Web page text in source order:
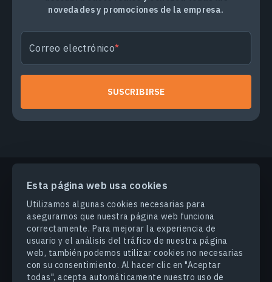
Esta página web usa cookies
Utilizamos algunas cookies necesarias para
asegurarnos que nuestra página web funciona
correctamente. Para mejorar la experiencia de
usuario y el análisis del tráfico de nuestra página
web, también podemos utilizar cookies no necesarias
con su consentimiento. Al hacer clic en "Aceptar
todas", acepta automáticamente nuestro uso de
novedades y promociones de la empresa.
Correo electrónico
SUSCRIBIRSE
PRODUCTOS Y SOLUCIONES
INDUSTRIAS
COMPANY